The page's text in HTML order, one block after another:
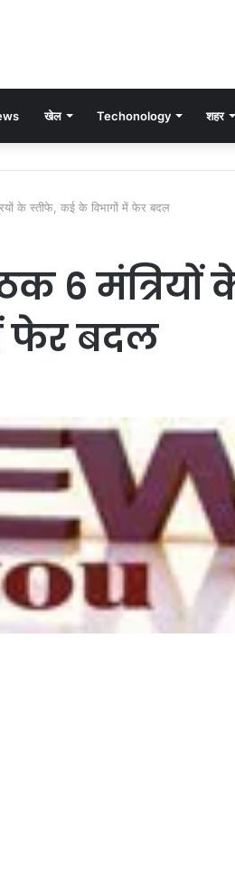
खेल Techonology शहर
के स्तीफे, कई के विभागों में फेर बदल
6
फेर बदल